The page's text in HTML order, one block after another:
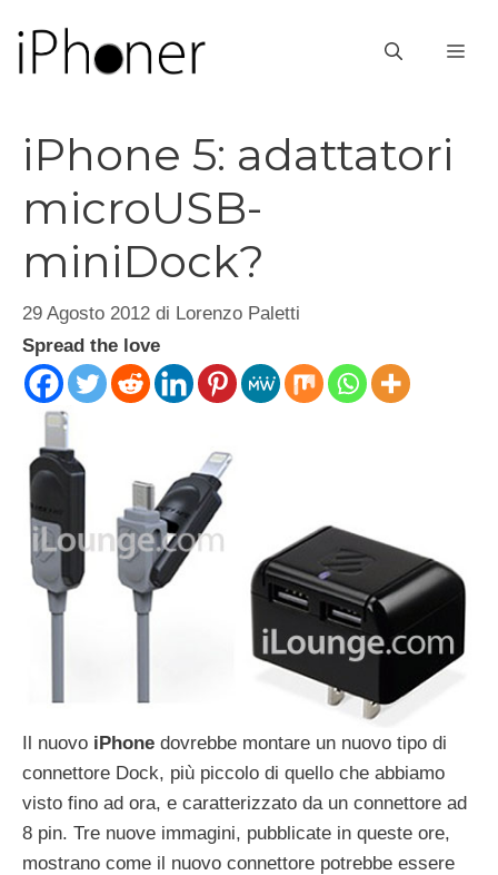
contenuto
iPhone 5: adattatori
microUSB-
miniDock?
29 Agosto 2012 di Lorenzo Paletti
Spread the love
Il nuovo iPhone dovrebbe montare un nuovo tipo di
connettore Dock, più piccolo di quello che abbiamo
visto fino ad ora, e caratterizzato da un connettore ad
8 pin. Tre nuove immagini, pubblicate in queste ore,
mostrano come il nuovo connettore potrebbe essere